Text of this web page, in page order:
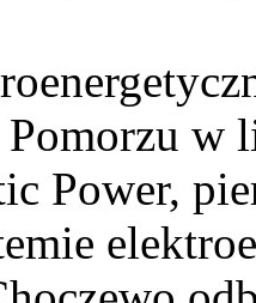
w
Power,